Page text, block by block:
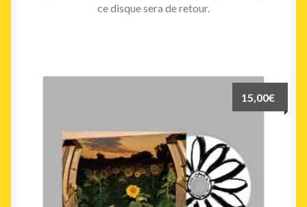
ce disque sera de retour.
15,00€